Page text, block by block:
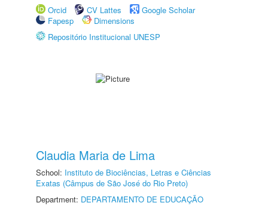
Orcid
CV Lattes
Google Scholar
Fapesp
Dimensions
Repositório Institucional UNESP
Claudia Maria de Lima
School: Instituto de Biociências, Letras e Ciências
Exatas (Câmpus de São José do Rio Preto)
Department: DEPARTAMENTO DE EDUCAÇÃO